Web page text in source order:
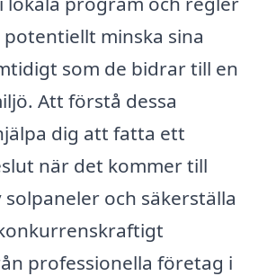
minska sina
som de bidrar till en
Att förstå dessa
dig att fatta ett
när det kommer till
och säkerställa
professionella företag i